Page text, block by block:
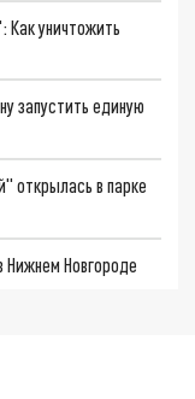
Как уничтожить
запустить единую
открылась в парке
Нижнем Новгороде